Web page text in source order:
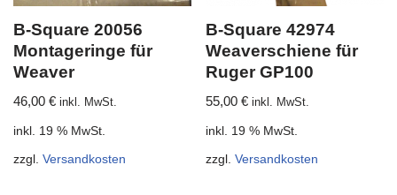
B-Square 20056
Montageringe für
Weaver
46,00 € inkl. MwSt.
inkl. 19 % MwSt.
zzgl. Versandkosten
B-Square 42974
Weaverschiene für
Ruger GP100
55,00€ inkl. MwSt.
inkl. 19 % MwSt.
zzgl.Versandkosten